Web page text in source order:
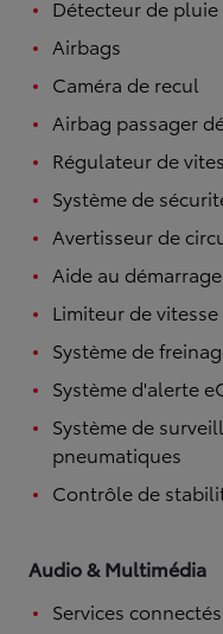
Détecteur de pluie
Airbags
Caméra de recul
Airbag passager
Régulateur de
Système de
Avertisseur de
Aide au
Limiteur de vitesse
Système de
Système d'alerte
Système de
pneumatiques
Contrôle de
Audio & Multimédia
Services connectés